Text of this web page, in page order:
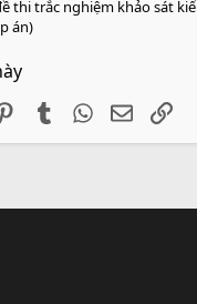
thi trắc nghiệm khảo sát
án)
PinterestTumblr WhatsApp
EmailLink